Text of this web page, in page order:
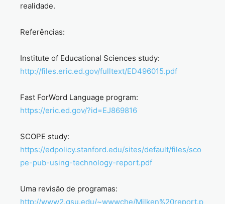
realidade.
Referências:
Institute of Educational Sciences study:
http://files.eric.ed.gov/fulltext/ED496015.pdf
Fast ForWord Language program:
https://eric.ed.gov/?id=EJ869816
SCOPE study:
https://edpolicy.stanford.edu/sites/default/files/sco
pe-pub-using-technology-report.pdf
Uma revisão de programas:
http://www2.gsu.edu/~wwwche/Milken%20report.p